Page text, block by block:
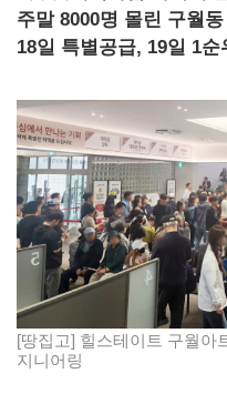
주말 8000명 몰린 구월
18일 특별공급, 19일 1순
[땅집고] 힐스테이트 구월아
지니어링